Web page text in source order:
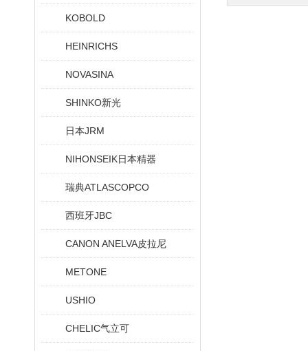
KOBOLD
HEINRICHS
NOVASINA
SHINKO新光
日本JRM
NIHONSEIK日本精器
瑞典ATLASCOPCO
西班牙JBC
CANON ANELVA皮拉尼
METONE
USHIO
CHELIC气立可